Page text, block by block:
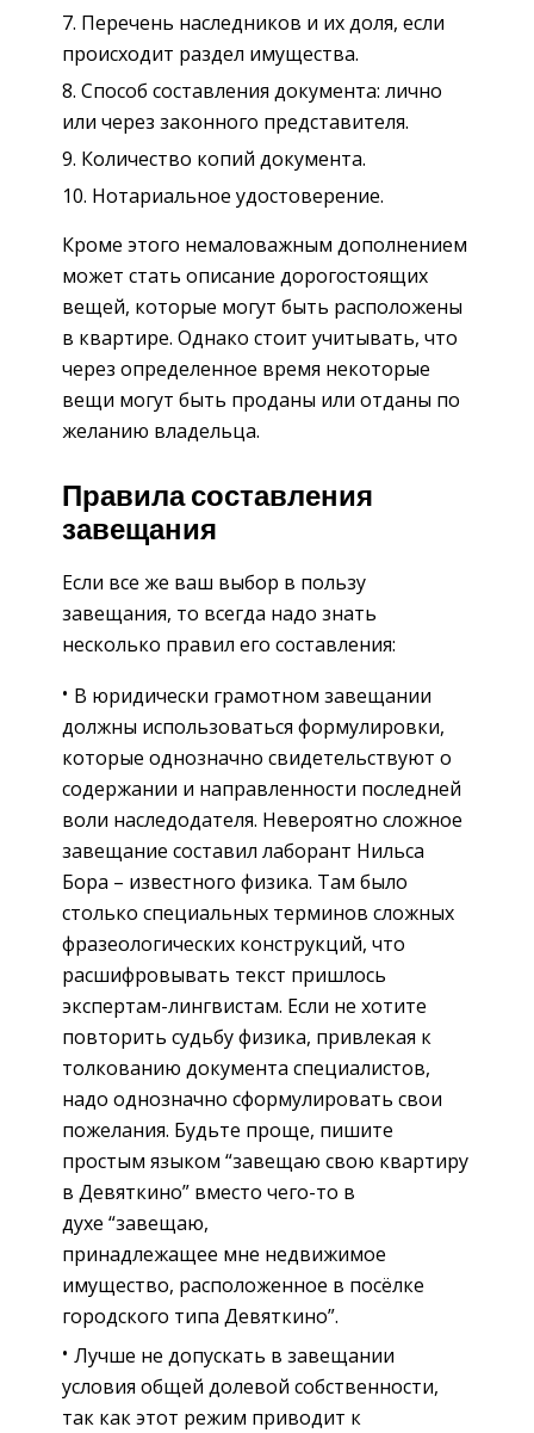
Перечень наследников и их доля, если
происходит раздел имущества.
Способ составления документа: лично
или через законного представителя.
Количество копий документа.
Нотариальное удостоверение.
Кроме этого немаловажным дополнением
может стать описание дорогостоящих
вещей, которые могут быть расположены
в квартире. Однако стоит учитывать, что
через определенное время некоторые
вещи могут быть проданы или отданы по
желанию владельца.
Правила составления
завещания
Если все же ваш выбор в пользу
завещания, то всегда надо знать
несколько правил его составления:
В юридически грамотном завещании
должны использоваться формулировки,
которые однозначно свидетельствуют о
содержании и направленности последней
воли наследодателя. Невероятно сложное
завещание составил лаборант Нильса
Бора – известного физика. Там было
столько специальных терминов сложных
фразеологических конструкций, что
расшифровывать текст пришлось
экспертам-лингвистам. Если не хотите
повторить судьбу физика, привлекая к
толкованию документа специалистов,
надо однозначно сформулировать свои
пожелания. Будьте проще, пишите
простым языком “завещаю свою квартиру
в Девяткино” вместо чего-то в
духе “завещаю,
принадлежащее мне недвижимое
имущество, расположенное в посёлке
городского типа Девяткино”.
Лучше не допускать в завещании
условия общей долевой собственности,
так как этот режим приводит к